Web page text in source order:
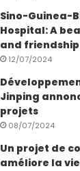
Sino-Guinea-
Hospital: A
and friendship
12/07/2024
Jinping
projets
08/07/2024
Un projet de
améliore la